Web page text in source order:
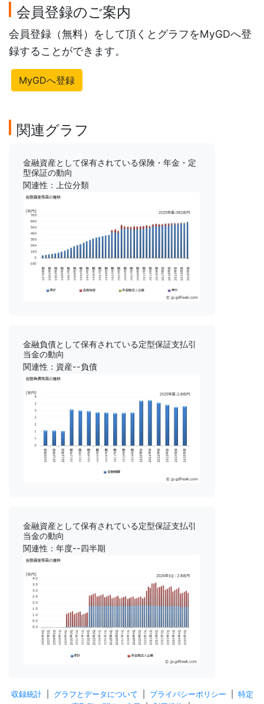
会員登録のご案内
会員登録（無料）をして頂くとグラフをMyGDへ登
録することができます。
MyGDへ登録
関連グラフ
金融資産として保有されている保険・年金・定
型保証の動向
関連性：上位分類
金融負債として保有されている定型保証支払引
当金の動向
関連性：資産--負債
金融資産として保有されている定型保証支払引
当金の動向
関連性：年度--四半期
収録統計| グラフとデータについて プライバシーポリシー
特定